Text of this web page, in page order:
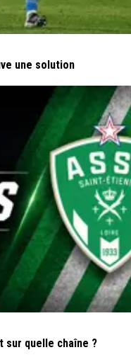
une solution
sur quelle chaîne ?